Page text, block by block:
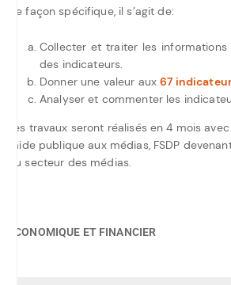
De façon spécifique, il s’agit de:
Collecter et traiter les informations
des indicateurs.
Donner une valeur aux67
Analyser et commenter les
Les travaux seront réalisés en 4 mois avec
l’aide publique aux médias, FSDP
du secteur des médias.
ÉCONOMIQUE ET FINANCIER